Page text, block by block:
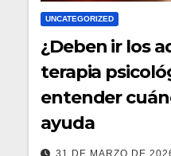
UNCATEGORIZED
¿Deben ir los
terapia
entender
ayuda
31 DE MARZO DE